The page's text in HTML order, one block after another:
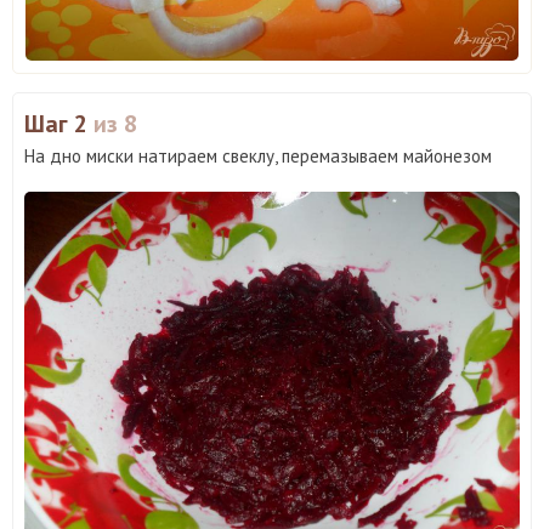
Шаг 2 из 8
На дно миски натираем свеклу, перемазываем майонезом